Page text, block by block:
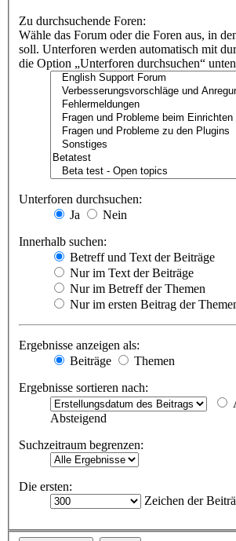
Zu durchsuchende Foren:
Wähle das Forum oder die Foren aus, in
soll. Unterforen werden automatisch mit
die Option „Unterforen durchsuchen“
Unterforen durchsuchen:
Ja
Nein
Innerhalb suchen:
Betreff und Text der Beiträge
Nur im Text der Beiträge
Nur im Betreff der Themen
Nur im ersten Beitrag der
Ergebnisse anzeigen als:
Beiträge
Themen
Ergebnisse sortieren nach:
Absteigend
Suchzeitraum begrenzen:
Die ersten:
Zeichen der